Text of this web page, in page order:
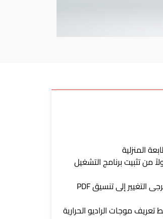
التأكد أولاً من تثبيت برنامج التشغيل
【الطباعة اللاسلكية سهولة الطباعة والاتصال اللاسلكي. التطبيق مجاني للمستخدمين. إذا كان هناك خطأ في تنسيق الملفات أثناء الطباعة ، يرجى التغيير إلى تنسيق PDF
موجات الراديو الحرارية